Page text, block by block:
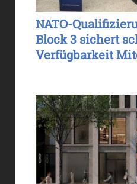
NATO-
Block 3 sichert
Verfügbarkeit